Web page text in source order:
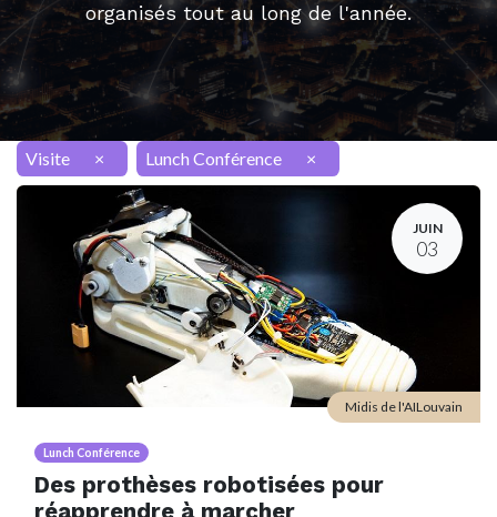
organisés tout au long de l'année.
Visite × Lunch Conférence ×
JUIN
03
Lunch Conférence
Des prothèses robotisées pour
Midis de l'AILouvain